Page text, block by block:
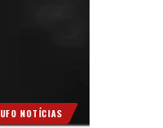
UFO NOTÍCIAS